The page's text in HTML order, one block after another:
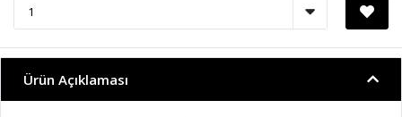
Ürün Açıklaması